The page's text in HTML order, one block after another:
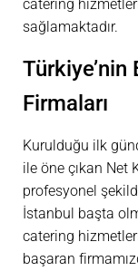
catering
sağlamaktadır.
Türkiye’nin
Firmaları
Kurulduğu ilk
ile öne çıkan Net
profesyonel
İstanbul başta
catering
başaran